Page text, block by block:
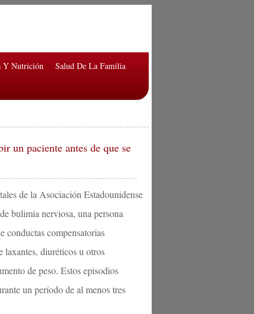
Y Nutrición
Salud De La Familia
un paciente antes de que se
de la Asociación Estadounidense
bulimia nerviosa, una persona
conductas compensatorias
laxantes, diuréticos u otros
de peso. Estos episodios
un período de al menos tres